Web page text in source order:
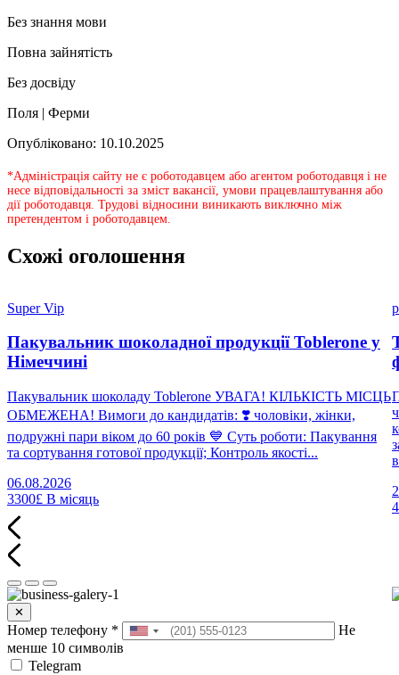
Без знання мови
Повна зайнятість
Без досвіду
Поля | Ферми
Опубліковано: 10.10.2025
*Адміністрація сайту не є роботодавцем або агентом роботодавця і не
несе відповідальності за зміст вакансії, умови працевлаштування або
дії роботодавця. Трудові відносини виникають виключно між
претендентом і роботодавцем.
Схожі оголошення
Super Vip
Пакувальник шоколадної продукції Toblerone у
Німеччині
Пакувальник шоколаду Toblerone УВАГА! КІЛЬКІСТЬ МІСЦЬ
ОБМЕЖЕНА! Вимоги до кандидатів: ❣️ чоловіки, жінки,
подружні пари віком до 60 років 💙 Суть роботи: Пакування
та сортування готової продукції; Контроль якості...
06.08.2026
3300£ В місяць
✕
Номер телефону *
Не
менше 10 символів
Telegram